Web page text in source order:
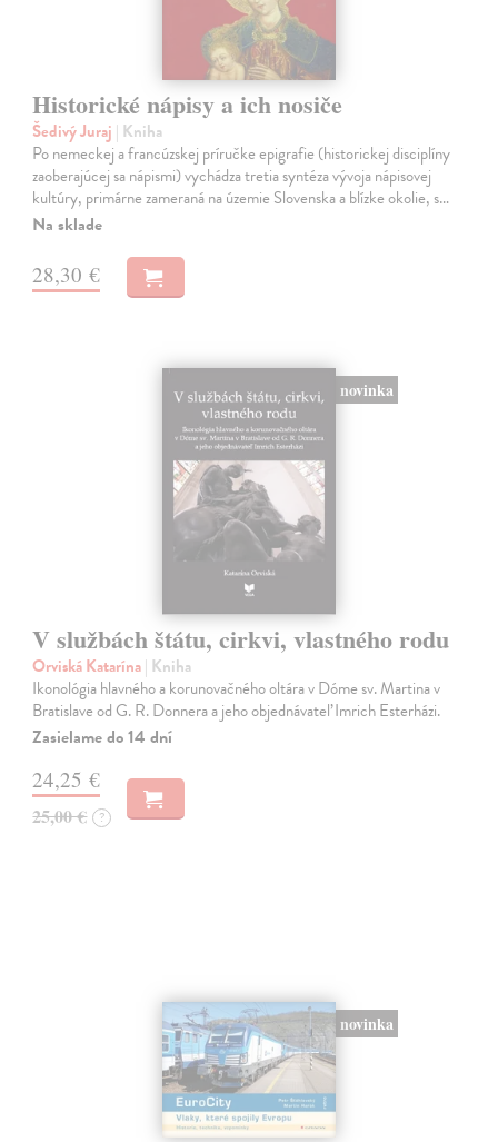
Historické nápisy a ich nosiče
Šedivý Juraj | Kniha
Po nemeckej a francúzskej príručke epigrafie (historickej disciplíny
zaoberajúcej sa nápismi) vychádza tretia syntéza vývoja nápisovej
kultúry, primárne zameraná na územie Slovenska a blízke okolie, s…
Na sklade
28,30 €
novinka
V službách štátu, cirkvi, vlastného rodu
Orviská Katarína| Kniha
Ikonológia hlavného a korunovačného oltára v Dóme sv. Martina v
Bratislave od G. R. Donnera a jeho objednávateľ Imrich Esterházi.
Zasielame do 14 dní
24,25 €
25,00 € ?
novinka